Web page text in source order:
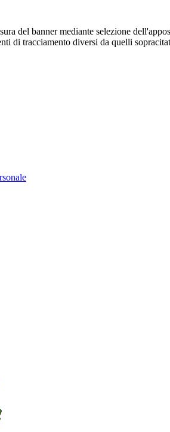
del banner mediante selezione
di tracciamento diversi da quelli